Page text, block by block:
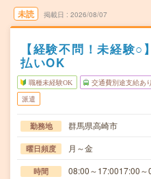
未読 掲載日 2026/08/07
【経験不問！未経験
払いOK
職種未経験OK 交通費別途支給あり
派遣
勤務地 群馬県高崎市
曜日頻度 月～金
時間 08:00～17:0017:00～